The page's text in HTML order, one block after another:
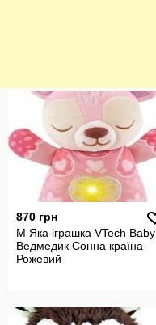
870 грн
М Яка іграшка VTech Baby
Ведмедик Сонна країна
Рожевий